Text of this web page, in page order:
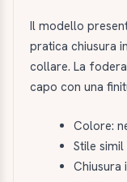
Il modello
pratica chiusura
collare. La
capo con una
Colore:
Stile
Chiusura